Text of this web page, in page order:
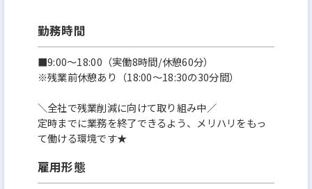
勤務時間
■9:00～18:00（実働8時間/休憩60分）
※残業前休憩あり（18:00～18:30の30分間）
＼全社で残業削減に向けて取り組み中／
定時までに業務を終了できるよう、メリハリをもっ
て働ける環境です★
雇用形態